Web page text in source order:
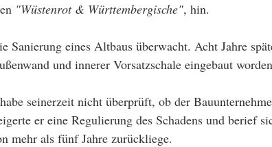
"Wüstenrot & Württembergische", hin.
eines Altbaus überwacht. Acht Jahre
und innerer Vorsatzschale eingebaut
seinerzeit nicht überprüft, ob der
er eine Regulierung des Schadens und berief
mehr als fünf Jahre zurückliege.